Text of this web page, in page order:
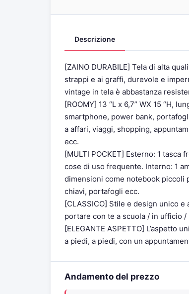
Descrizione
[ZAINO DURABILE] Tela di alta
strappi e ai graffi, durevole e
vintage in tela è abbastanza
[ROOMY] 13 “L x 6,7” WX 15 “H,
smartphone, power bank,
a affari, viaggi, shopping,
ecc.
[MULTI POCKET] Esterno: 1
cose di uso frequente. Interno: 1
dimensioni come notebook piccoli
chiavi, portafogli ecc.
[CLASSICO] Stile e design unico e
portare con te a scuola / in ufficio /
[ELEGANTE ASPETTO]
a piedi, a piedi, con un
Andamento del prezzo